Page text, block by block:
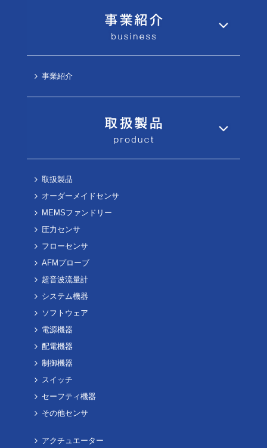
事業紹介
取扱製品
オーダーメイドセンサ
MEMSファンドリー
圧力センサ
フローセンサ
AFMプローブ
超音波流量計
システム機器
ソフトウェア
電源機器
配電機器
制御機器
スイッチ
セーフティ機器
その他センサ
アクチュエーター